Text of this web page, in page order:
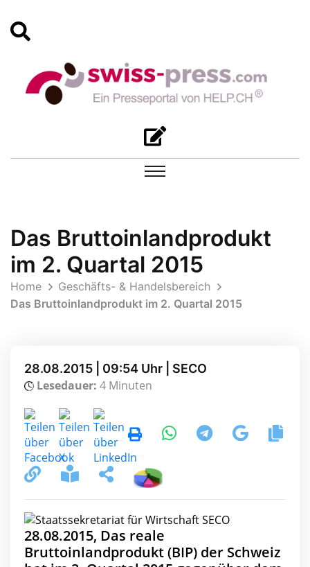
Das Bruttoinlandprodukt
im 2. Quartal 2015
Home
Geschäfts- & Handelsbereich
Das Bruttoinlandprodukt im 2. Quartal 2015
28.08.2015 | 09:54 Uhr | SECO
Lesedauer: 4 Minuten
28.08.2015, Das reale
Bruttoinlandprodukt (BIP) der Schweiz